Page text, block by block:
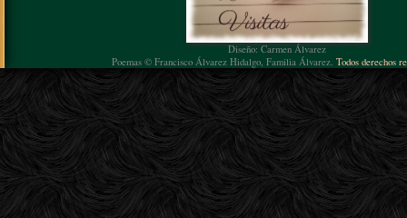
Diseño: Carmen Álvarez
Poemas © Francisco Álvarez Hidalgo, Familia Álvarez. Todos derechos